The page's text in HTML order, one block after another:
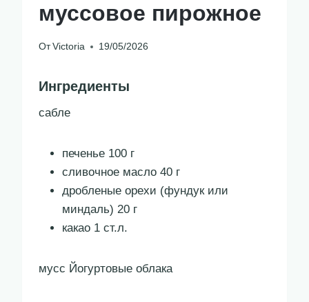
муссовое пирожное
От Victoria 19/05/2026
Ингредиенты
сабле
печенье 100 г
сливочное масло 40 г
дробленые орехи (фундук или
миндаль) 20 г
какао 1 ст.л.
мусс Йогуртовые облака